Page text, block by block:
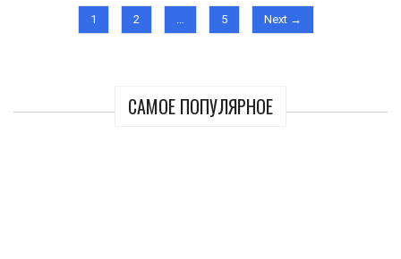
1 2 … 5 Next →
САМОЕ ПОПУЛЯРНОЕ